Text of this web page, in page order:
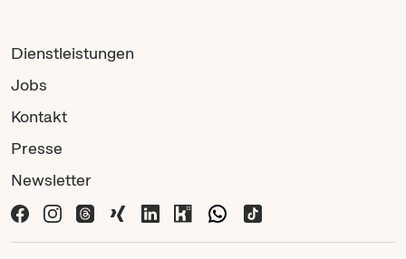
Dienstleistungen
Jobs
Kontakt
Presse
Newsletter